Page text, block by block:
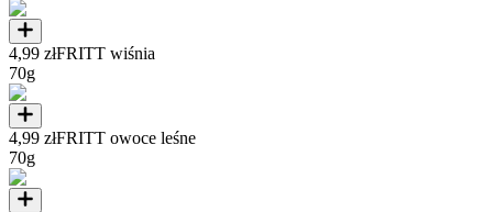
4,99 złFRITT wiśnia
70g
4,99 złFRITT owoce leśne
70g